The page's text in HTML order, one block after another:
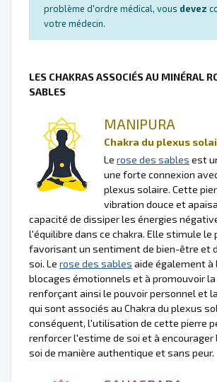
problème d'ordre médical, vous devez
votre médecin.
LES CHAKRAS ASSOCIÉS AU MINÉRAL
SABLES
MANIPURA
Chakra du plexus
Le rose des sables est
une forte connexion
plexus solaire. Cette
vibration douce et
capacité de dissiper les énergies
l'équilibre dans ce chakra. Elle stimule le
favorisant un sentiment de bien-être et
soi. Le rose des sables aide également à
blocages émotionnels et à promouvoir
renforçant ainsi le pouvoir personnel et
qui sont associés au Chakra du plexus
conséquent, l'utilisation de cette pierre
renforcer l'estime de soi et à encourager
soi de manière authentique et sans peur.